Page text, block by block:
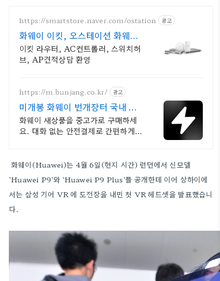
https://smartstore.naver.com/ostation 광고
화웨이 이킷, 오스테이션 화웨이
네트워크부문 전문업체
이킷 라우터, AC컨트롤러, 스위치허
브, AP견적상담 환영
https://m.bunjang.co.kr/ 광고
미개봉 화웨이 번개장터 국내 최
대 브랜드 중고거래
화웨이 새상품을 중고가로 구매하세
요. 대화 없는 안전결제로 간편하게!
업로드
화웨이(Huawei)는 4월 6일(현지 시간) 런던에서 신모델
'Huawei P9'와 'Huawei P9 Plus'를 공개한데 이어 상하이에
서는 삼성 기어 VR 에 도전장을 내민 첫 VR 헤드셋을 발표했습니
다.